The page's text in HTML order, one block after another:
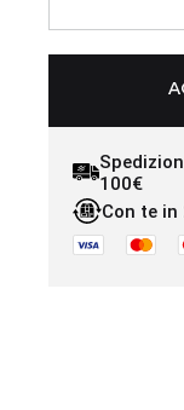
100€
Con te